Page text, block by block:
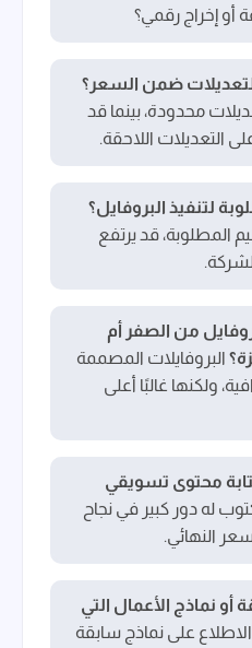
أو إخراج رقمي؟
ضمن السعر؟
محدودة، بينما قد
التعديلات اللاحقة.
لتنفيذ البروفايل؟
المطلوبة، قد يرتفع
من الصفر أم
البروفايلات المصممة
ولكنها غالبًا أعلى
محتوى تسويقي
له دور كبير في نجاح
النهائي.
أو نماذج الأعمال التي
الاطلاع على نماذج سابقة